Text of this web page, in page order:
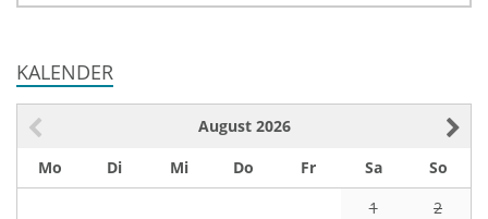
KALENDER
August 2026
Mo
Di Mi Do Fr Sa
So
1
2